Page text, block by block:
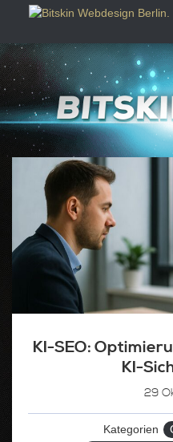
KI-SEO:
KI-
29
Kategorien